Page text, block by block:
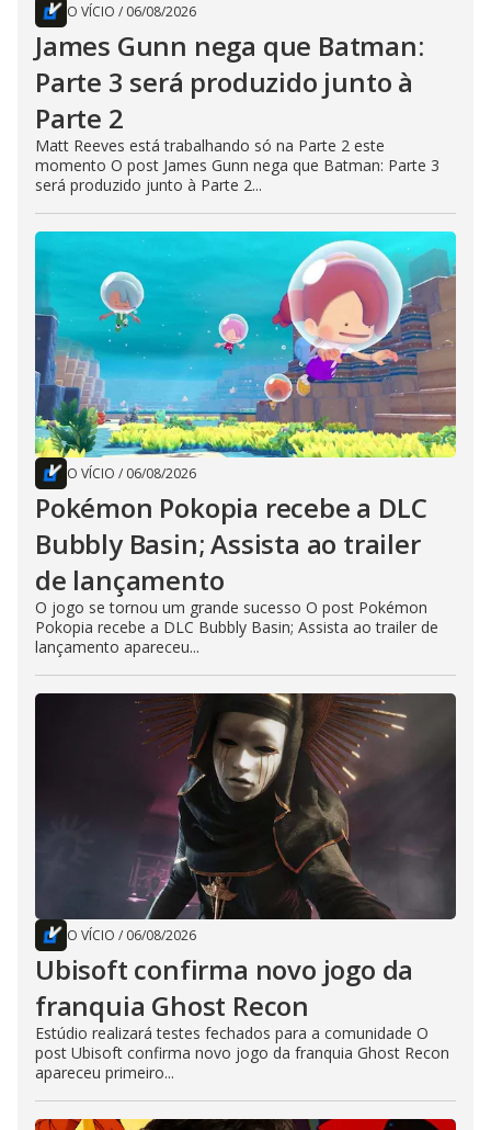
O VÍCIO / 06/08/2026
James Gunn nega que Batman:
Parte 3 será produzido junto à
Parte 2
Matt Reeves está trabalhando só na Parte 2 este
momento O post James Gunn nega que Batman: Parte 3
será produzido junto à Parte 2...
O VÍCIO / 06/08/2026
Pokémon Pokopia recebe a DLC
Bubbly Basin; Assista ao trailer
de lançamento
O jogo se tornou um grande sucesso O post Pokémon
Pokopia recebe a DLC Bubbly Basin; Assista ao trailer de
lançamento apareceu...
O VÍCIO / 06/08/2026
Ubisoft confirma novo jogo da
franquia Ghost Recon
Estúdio realizará testes fechados para a comunidade O
post Ubisoft confirma novo jogo da franquia Ghost Recon
apareceu primeiro...